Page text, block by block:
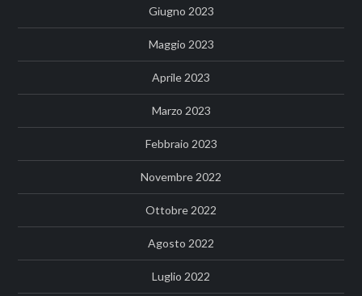
Giugno 2023
Maggio 2023
Aprile 2023
Marzo 2023
Febbraio 2023
Novembre 2022
Ottobre 2022
Agosto 2022
Luglio 2022